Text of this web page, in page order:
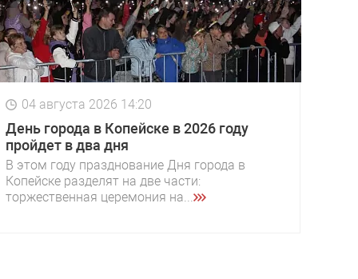
04 августа 2026 14:20
День города в Копейске в 2026 году
пройдет в два дня
В этом году празднование Дня города в
Копейске разделят на две части:
торжественная церемония на...